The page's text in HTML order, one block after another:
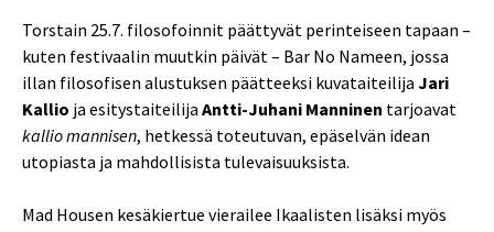
Torstain 25.7. filosofoinnit päättyvät perinteiseen tapaan –
kuten festivaalin muutkin päivät – Bar No Nameen, jossa
illan filosofisen alustuksen päätteeksi kuvataiteilija Jari
Kallio ja esitystaiteilija Antti-Juhani Manninen tarjoavat
kallio mannisen, hetkessä toteutuvan, epäselvän idean
utopiasta ja mahdollisista tulevaisuuksista.
Mad Housen kesäkiertue vierailee Ikaalisten lisäksi myös